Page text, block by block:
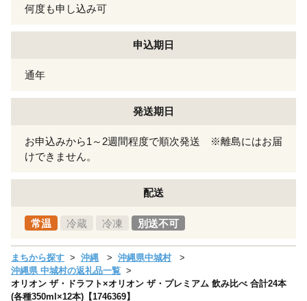
何度も申し込み可
申込期日
通年
発送期日
お申込みから1～2週間程度で順次発送 ※離島にはお届
けできません。
配送
常温 冷蔵 冷凍 別送不可
まちから探す 沖縄
沖縄県中城村
沖縄県 中城村の返礼品一覧
オリオン ザ・ドラフト×オリオン ザ・プレミアム 飲み比べ 合計24本
(各種350ml×12本)【1746369】